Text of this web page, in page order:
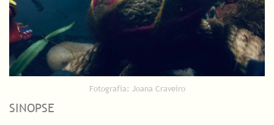
Fotografia: Joana Craveiro
SINOPSE